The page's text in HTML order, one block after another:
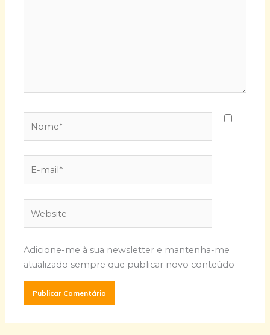
mail*
Adicione-me à sua newsletter e mantenha-me
atualizado sempre que publicar novo conteúdo